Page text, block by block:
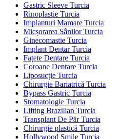
Gastric Sleeve Turcia
Rinoplastie Turcia
Implanturi Mamare Turcia
Micșorarea Sânilor Turcia
Ginecomastie Turcia
Implant Dentar Turcia
Fațete Dentare Turcia
Coroane Dentare Turcia
Liposucție Turcia
Chirurgie Bariatrică Turcia
Bypass Gastric Turcia
Stomatologie Turcia
Lifting Brazilian Turcia
Transplant De Păr Turcia
Chirurgie plastică Turcia
Hollywood Smile Turcia